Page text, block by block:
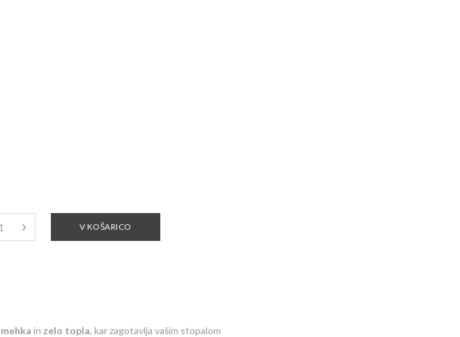
V KOŠARICO
mehka in zelo topla, kar zagotavlja vašim stopalom